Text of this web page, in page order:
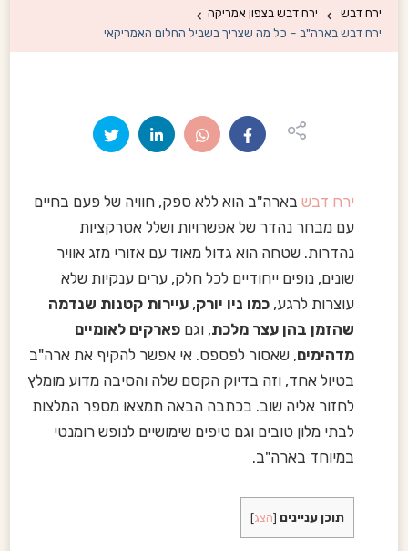
ירח דבש
ירח דבש בצפון אמריקה
ירח דבש בארה"ב – כל מה שצריך בשביל החלום האמריקאי
ירח דבש בארה"ב הוא ללא ספק, חוויה של פעם בחיים
עם מבחר נהדר של אפשרויות ושלל אטרקציות
נהדרות. שטחה הוא גדול מאוד עם אזורי מזג אוויר
שונים, נופים ייחודיים לכל חלק, ערים ענקיות שלא
עוצרות לרגע, כמו ניו יורק, עיירות קטנות שנדמה
שהזמן בהן עצר מלכת, וגם פארקים לאומיים
מדהימים, שאסור לפספס. אי אפשר להקיף את ארה"ב
בטיול אחד, וזה בדיוק הקסם שלה והסיבה מדוע מומלץ
לחזור אליה שוב. בכתבה הבאה תמצאו מספר המלצות
לבתי מלון טובים וגם טיפים שימושיים לנופש רומנטי
במיוחד בארה"ב.
תוכן עניינים [הצג]